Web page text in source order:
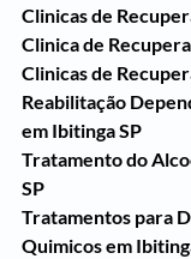
Clinicas de
Clinica de
Clinicas de
Reabilitação
em Ibitinga SP
Tratamento do
SP
Tratamentos para
Quimicos em